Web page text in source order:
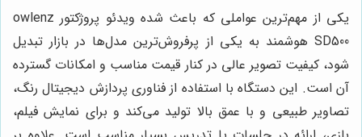
یکی از مهم‌ترین عواملی که باعث شده ویدئو پروژکتور owlenz
SD500 هوشمند به یکی از پرفروش‌ترین مدل‌ها در بازار تبدیل
شود، کیفیت تصویر عالی در کنار قیمت مناسب و امکانات گسترده
آن است. این دستگاه با استفاده از فناوری پردازش دیجیتال رنگ،
تصاویر طبیعی و با عمق بالا تولید می‌کند و برای نمایش فیلم،